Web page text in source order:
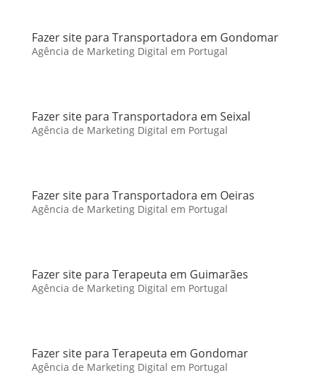
Fazer site para Transportadora em Gondomar
Agência de Marketing Digital em Portugal
Fazer site para Transportadora em Seixal
Agência de Marketing Digital em Portugal
Fazer site para Transportadora em Oeiras
Agência de Marketing Digital em Portugal
Fazer site para Terapeuta em Guimarães
Agência de Marketing Digital em Portugal
Fazer site para Terapeuta em Gondomar
Agência de Marketing Digital em Portugal